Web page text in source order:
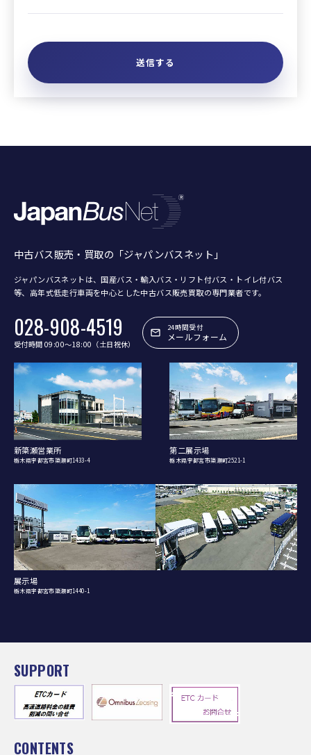
中古バス販売・買取の「ジャパンバスネット」
ジャパンバスネットは、国産バス・輸入バス・リフト付バス・トイレ付バス
等、 高年式低走行車両を中心とした中古バス販売買取の専門業者です。
028-908-4519
受付時間 09:00〜18:00（土日祝休）
24時間受付
メールフォーム
新簗瀬営業所
栃木県宇都宮市簗瀬町1433-4
第二展示場
栃木県宇都宮市簗瀬町2521-1
展示場
栃木県宇都宮市簗瀬町1440-1
SUPPORT
CONTENTS